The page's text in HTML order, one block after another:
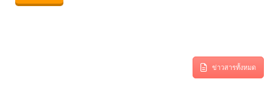
ข่าวสารทั้งหมด